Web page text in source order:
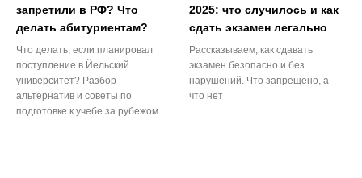
запретили в РФ? Что
делать абитуриентам?
Что делать, если планировал
поступление в Йельский
университет? Разбор
альтернатив и советы по
подготовке к учебе за рубежом.
2025: что случилось и как
сдать экзамен легально
Рассказываем, как сдавать
экзамен безопасно и без
нарушений. Что запрещено, а
что нет